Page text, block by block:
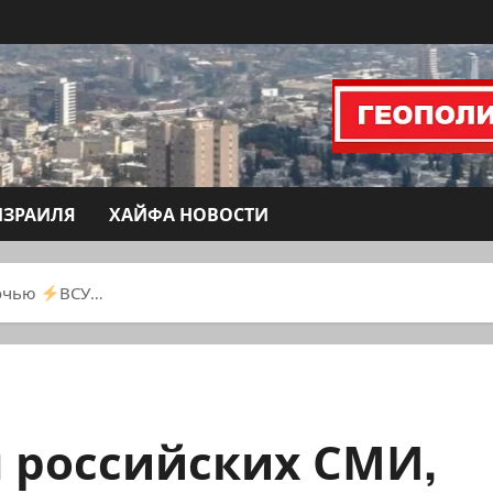
ХАЙФА НОВОСТИ
ВСУ…
СМИ,